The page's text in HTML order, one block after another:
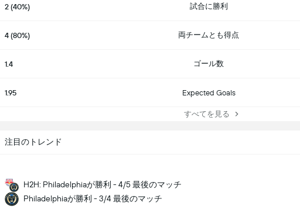
2 (40%) 試合に勝利
4 (80%) 両チームとも得点
1.4 ゴール数
1.95 Expected Goals
すべてを見る
注目のトレンド
H2H: Philadelphiaが勝利 - 4/5 最後のマッチ
Philadelphiaが勝利 - 3/4 最後のマッチ